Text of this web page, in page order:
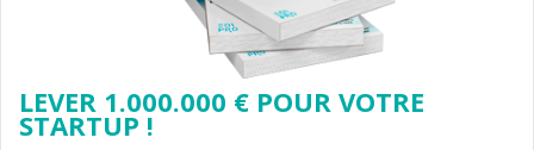
LEVER 1.000.000 € POUR VOTRE
STARTUP !